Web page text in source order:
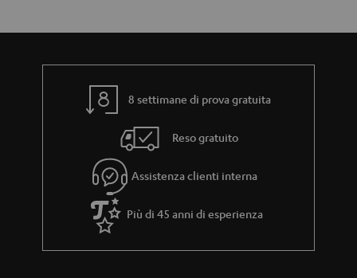
8 settimane di prova gratuita
Reso gratuito
Assistenza clienti interna
Più di 45 anni di esperienza